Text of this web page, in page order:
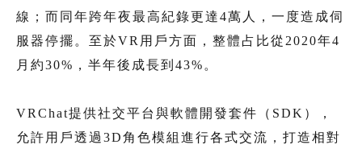
線；而同年跨年夜最高紀錄更達4萬人，一度造成伺
服器停擺。至於VR用戶方面，整體占比從2020年4
月約30%，半年後成長到43%。
VRChat提供社交平台與軟體開發套件（SDK），
允許用戶透過3D角色模組進行各式交流，打造相對